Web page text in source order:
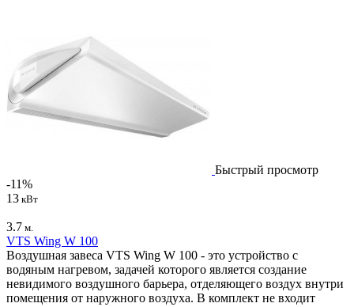
Быстрый просмотр
-11%
13 кВт
3.7 м.
VTS Wing W 100
Воздушная завеса VTS Wing W 100 - это устройство с
водяным нагревом, задачей которого является создание
невидимого воздушного барьера, отделяющего воздух внутри
помещения от наружного воздуха. В комплект не входит